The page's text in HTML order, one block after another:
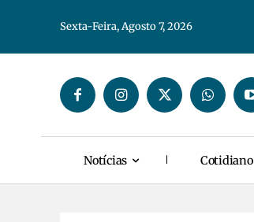
Sexta-Feira, Agosto 7, 2026
Notícias Cotidiano